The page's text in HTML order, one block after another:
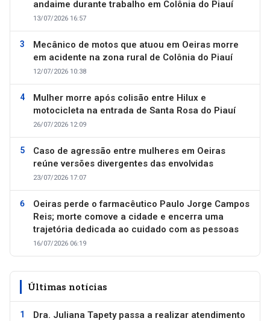
andaime durante trabalho em Colônia do Piauí
13/07/2026 16:57
Mecânico de motos que atuou em Oeiras morre
em acidente na zona rural de Colônia do Piauí
12/07/2026 10:38
Mulher morre após colisão entre Hilux e
motocicleta na entrada de Santa Rosa do Piauí
26/07/2026 12:09
Caso de agressão entre mulheres em Oeiras
reúne versões divergentes das envolvidas
23/07/2026 17:07
Oeiras perde o farmacêutico Paulo Jorge Campos
Reis; morte comove a cidade e encerra uma
trajetória dedicada ao cuidado com as pessoas
16/07/2026 06:19
Últimas notícias
Dra. Juliana Tapety passa a realizar atendimento